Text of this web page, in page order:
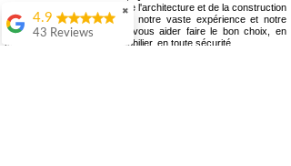
référence dans le domaine de l'architecture et de la construction
au Royaume-Uni. Grâce à notre vaste expérience et notre
savoir-faire, nous pouvons vous aider faire le bon choix, en
terme d’investissement immobilier, en toute sécurité.
✖
4.9
43 Reviews